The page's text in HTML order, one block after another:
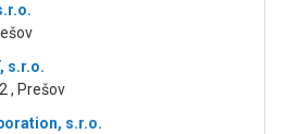
s.r.o.
, Prešov
s.r.o.